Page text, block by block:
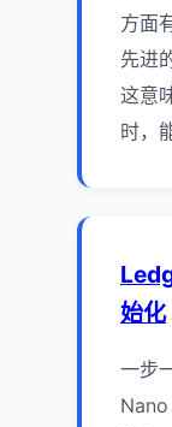
方面
先进
这意
时，
始化
一步